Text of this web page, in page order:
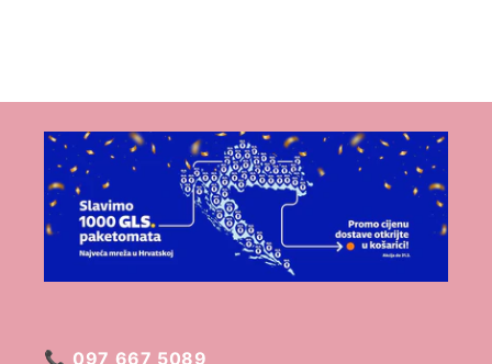
📞 097 667 5089